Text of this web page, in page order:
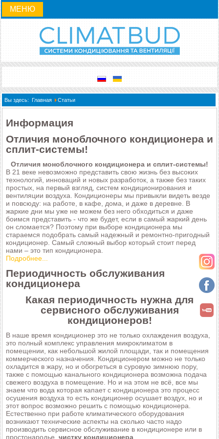
МЕНЮ
Вы здесь: Главная Статьи
Информация
Отличия моноблочного кондиционера и
сплит-системы!
Отличия моноблочного кондиционера и сплит-системы!
В 21 веке невозможно представить свою жизнь без высоких
технологий, инноваций и новых разработок, а также без таких
простых, на первый взгляд, систем кондиционирования и
вентиляции воздуха. Кондиционеры мы привыкли видеть везде
и повсюду: на работе, в кафе, дома, и даже в деревне. В
жаркие дни мы уже не можем без него обходиться и даже
боимся представить - что же будет, если в самый жаркий день
он сломается? Поэтому при выборе кондиционера мы
стараемся подобрать самый надежный и ремонтно-пригодный
кондиционер. Самый сложный выбор который стоит перед
нами – это тип кондиционера.
Подробнее...
Периодичность обслуживания
кондиционера
Какая периодичность нужна для
сервисного обслуживания
кондиционеров!
В наше время кондиционер это не только охлаждения воздуха,
это полный комплекс управления микроклиматом в
помещении, как небольшой жилой площади, так и помещения
коммерческого назначения. Кондиционером можно не только
охладится в жару, но и обогреться в суровую зимнюю пору,
также с помощью канального кондиционера возможна подача
свежего воздуха в помещение. Но и на этом не всё, все мы
знаем что вода которая капает с кондиционера это процесс
осушения воздуха то есть кондиционер осушает воздух, но и
этот вопрос возможно решить с помощью кондиционера.
Естественно при работе климатического оборудования
возникают технические аспекты на сколько часто надо
производить сервисное обслуживание в кондиционере или в
простонародье, чистку кондиционера